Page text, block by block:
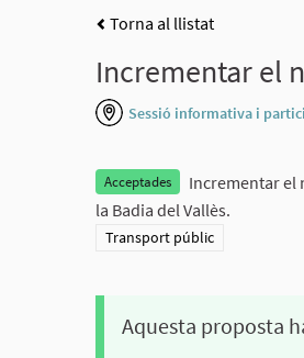
Torna al llistat
Incrementar el
Sessió informativa i
Acceptades
Incrementar el
la Badia del Vallès.
Resultats al filtrar per la
Transport públic
Aquesta proposta